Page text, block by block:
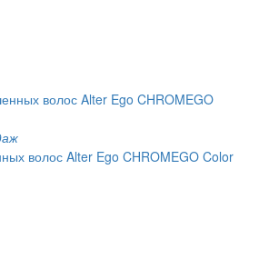
волос Alter Ego CHROMEGO Color